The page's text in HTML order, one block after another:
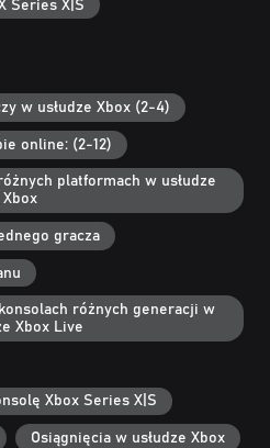
podzielonego ekranu w
– Parku
z całego świata i podnoś swoją
ze znajomymi online w
własnymi dla 12 graczy lub
na czas.
Series X|S
w usłudze Xbox (2-4)
online: (2-12)
platformach w usłudze
Xbox
gracza
różnych generacji w
Xbox Live
Xbox Series X|S
Osiągnięcia w usłudze Xbox